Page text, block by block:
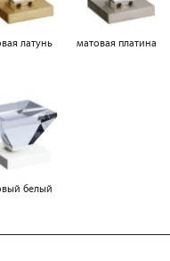
латунь матовая платина
белый